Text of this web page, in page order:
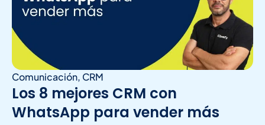
Comunicación, CRM
Los 8 mejores CRM con
WhatsApp para vender más